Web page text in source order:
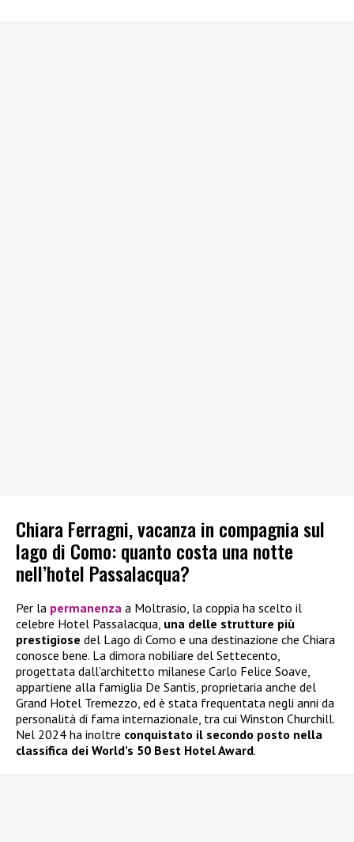
Chiara Ferragni, vacanza in compagnia sul
lago di Como: quanto costa una notte
nell’hotel Passalacqua?
Per la permanenza a Moltrasio, la coppia ha scelto il
celebre Hotel Passalacqua, una delle strutture più
prestigiose del Lago di Como e una destinazione che Chiara
conosce bene. La dimora nobiliare del Settecento,
progettata dall’architetto milanese Carlo Felice Soave,
appartiene alla famiglia De Santis, proprietaria anche del
Grand Hotel Tremezzo, ed è stata frequentata negli anni da
personalità di fama internazionale, tra cui Winston Churchill.
Nel 2024 ha inoltre conquistato il secondo posto nella
classifica dei World’s 50 Best Hotel Award.